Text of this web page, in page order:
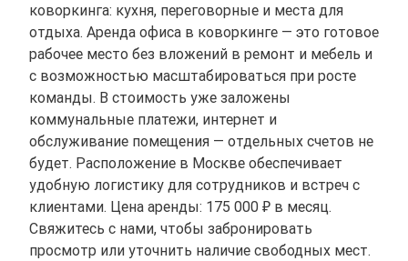
коворкинга: кухня, переговорные и места для
отдыха. Аренда офиса в коворкинге — это готовое
рабочее место без вложений в ремонт и мебель и
с возможностью масштабироваться при росте
команды. В стоимость уже заложены
коммунальные платежи, интернет и
обслуживание помещения — отдельных счетов не
будет. Расположение в Москве обеспечивает
удобную логистику для сотрудников и встреч с
клиентами. Цена аренды: 175 000 ₽ в месяц.
Свяжитесь с нами, чтобы забронировать
просмотр или уточнить наличие свободных мест.